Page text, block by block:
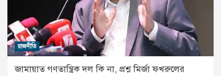
রাজনীতি
জামায়াত গণতান্ত্রিক দল কি না, প্রশ্ন মির্জা ফখরুলের